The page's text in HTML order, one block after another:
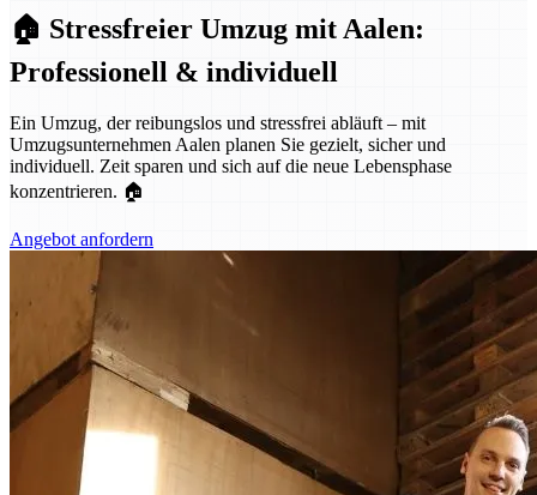
🏠 Stressfreier Umzug mit Aalen:
Professionell & individuell
Ein Umzug, der reibungslos und stressfrei abläuft – mit
Umzugsunternehmen Aalen planen Sie gezielt, sicher und
individuell. Zeit sparen und sich auf die neue Lebensphase
konzentrieren. 🏠
Angebot anfordern